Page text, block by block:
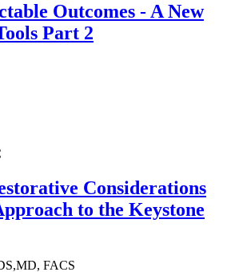
Outcomes - A New
Part 2
Considerations
to the Keystone